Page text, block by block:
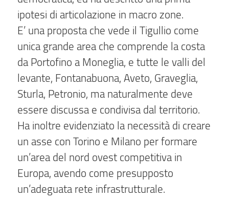
ipotesi di articolazione in macro zone.
E’ una proposta che vede il Tigullio come
unica grande area che comprende la costa
da Portofino a Moneglia, e tutte le valli del
levante, Fontanabuona, Aveto, Graveglia,
Sturla, Petronio, ma naturalmente deve
essere discussa e condivisa dal territorio.
Ha inoltre evidenziato la necessità di creare
un asse con Torino e Milano per formare
un’area del nord ovest competitiva in
Europa, avendo come presupposto
un’adeguata rete infrastrutturale.